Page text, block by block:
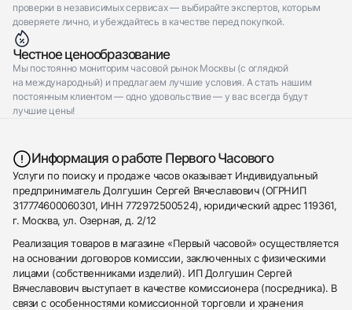
проверки в независимых сервисах — выбирайте экспертов, которым
доверяете лично, и убеждайтесь в качестве перед покупкой.
Честное ценообразование
Мы постоянно мониторим часовой рынок Москвы (с оглядкой
на международный) и предлагаем лучшие условия. А стать нашим
постоянным клиентом — одно удовольствие — у вас всегда будут
лучшие цены!
Информация о работе Первого Часового
Услуги по поиску и продаже часов оказывает Индивидуальный
предприниматель Долгушин Сергей Вячеславович (ОГРНИП
317774600060301, ИНН 772972500524), юридический адрес 119361,
г. Москва, ул. Озерная, д. 2/12
Реализация товаров в магазине «Первый часовой» осуществляется
на основании договоров комиссии, заключенных с физическими
лицами (собственниками изделий). ИП Долгушин Сергей
Вячеславович выступает в качестве комиссионера (посредника). В
связи с особенностями комиссионной торговли и хранения